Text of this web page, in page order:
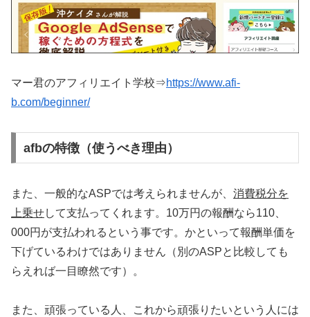
マー君のアフィリエイト学校⇒https://www.afi-
b.com/beginner/
afbの特徴（使うべき理由）
また、一般的なASPでは考えられませんが、 消費税分を
上乗せして支払ってくれます。10万円の報酬なら110、
000円が支払われるという事です。かといって報酬単価を
下げているわけではありません（別のASPと比較しても
らえれば一目瞭然です）。
また、頑張っている人、これから頑張りたいという人には